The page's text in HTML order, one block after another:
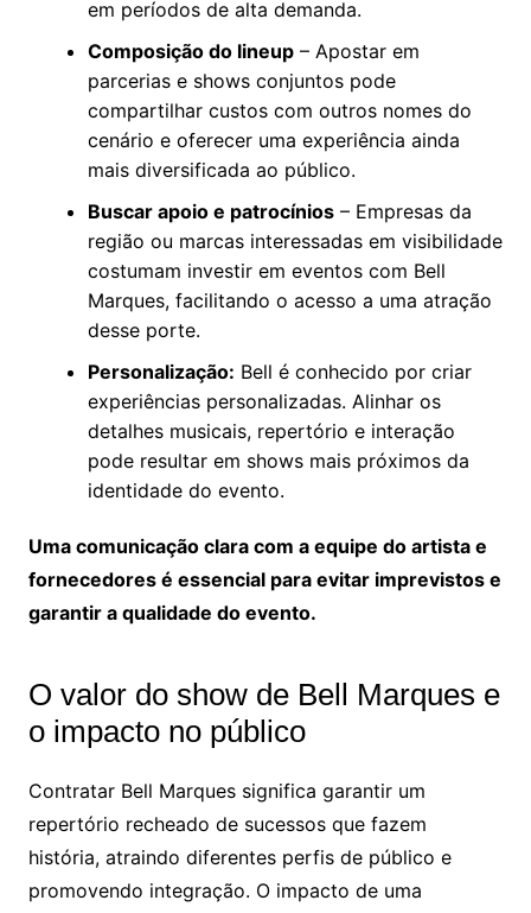
em períodos de alta demanda.
Composição do lineup– Apostar em
parcerias e shows conjuntos pode
compartilhar custos com outros nomes do
cenário e oferecer uma experiência ainda
mais diversificada ao público.
Buscar apoio e patrocínios– Empresas da
região ou marcas interessadas em visibilidade
costumam investir em eventos com Bell
Marques, facilitando o acesso a uma atração
desse porte.
Personalização: Bell é conhecido por criar
experiências personalizadas. Alinhar os
detalhes musicais, repertório e interação
pode resultar em shows mais próximos da
identidade do evento.
Uma comunicação clara com a equipe do artista e
fornecedores é essencial para evitar imprevistos e
garantir a qualidade do evento.
O valor do show de Bell Marques e
o impacto no público
Contratar Bell Marques significa garantir um
repertório recheado de sucessos que fazem
história, atraindo diferentes perfis de público e
promovendo integração. O impacto de uma